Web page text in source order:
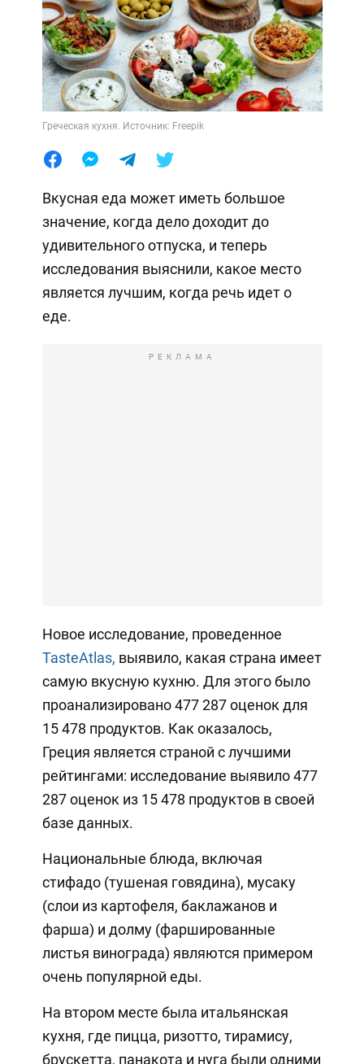
Греческая кухня. Источник: Freepik
Вкусная еда может иметь большое
значение, когда дело доходит до
удивительного отпуска, и теперь
исследования выяснили, какое место
является лучшим, когда речь идет о
еде.
РЕКЛАМА
Новое исследование, проведенное
TasteAtlas, выявило, какая страна имеет
самую вкусную кухню. Для этого было
проанализировано 477 287 оценок для
15 478 продуктов. Как оказалось,
Греция является страной с лучшими
рейтингами: исследование выявило 477
287 оценок из 15 478 продуктов в своей
базе данных.
Национальные блюда, включая
стифадо (тушеная говядина), мусаку
(слои из картофеля, баклажанов и
фарша) и долму (фаршированные
листья винограда) являются примером
очень популярной еды.
На втором месте была итальянская
кухня, где пицца, ризотто, тирамису,
брускетта, панакота и нуга были одними